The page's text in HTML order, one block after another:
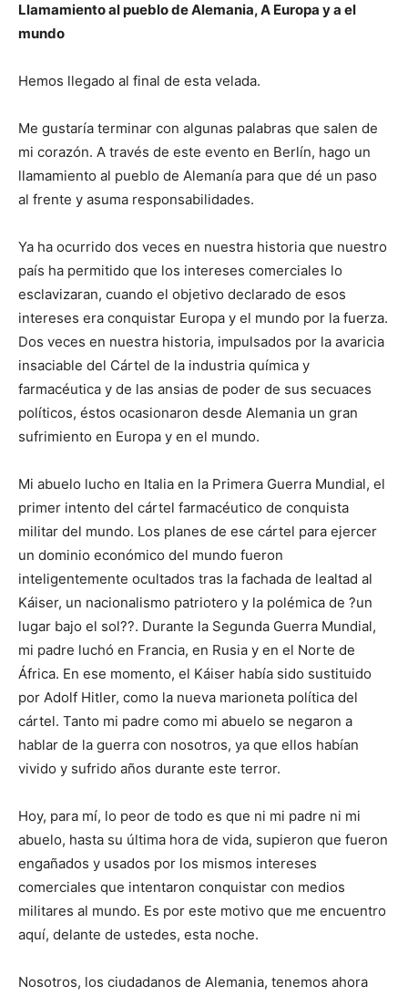
Llamamiento al pueblo de Alemania, A Europa y a el
mundo
Hemos llegado al final de esta velada.
Me gustaría terminar con algunas palabras que salen de
mi corazón. A través de este evento en Berlín, hago un
llamamiento al pueblo de Alemanía para que dé un paso
al frente y asuma responsabilidades.
Ya ha ocurrido dos veces en nuestra historia que nuestro
país ha permitido que los intereses comerciales lo
esclavizaran, cuando el objetivo declarado de esos
intereses era conquistar Europa y el mundo por la fuerza.
Dos veces en nuestra historia, impulsados por la avaricia
insaciable del Cártel de la industria química y
farmacéutica y de las ansias de poder de sus secuaces
políticos, éstos ocasionaron desde Alemania un gran
sufrimiento en Europa y en el mundo.
Mi abuelo lucho en Italia en la Primera Guerra Mundial, el
primer intento del cártel farmacéutico de conquista
militar del mundo. Los planes de ese cártel para ejercer
un dominio económico del mundo fueron
inteligentemente ocultados tras la fachada de lealtad al
Káiser, un nacionalismo patriotero y la polémica de ?un
lugar bajo el sol??. Durante la Segunda Guerra Mundial,
mi padre luchó en Francia, en Rusia y en el Norte de
África. En ese momento, el Káiser había sido sustituido
por Adolf Hitler, como la nueva marioneta política del
cártel. Tanto mi padre como mi abuelo se negaron a
hablar de la guerra con nosotros, ya que ellos habían
vivido y sufrido años durante este terror.
Hoy, para mí, lo peor de todo es que ni mi padre ni mi
abuelo, hasta su última hora de vida, supieron que fueron
engañados y usados por los mismos intereses
comerciales que intentaron conquistar con medios
militares al mundo. Es por este motivo que me encuentro
aquí, delante de ustedes, esta noche.
Nosotros, los ciudadanos de Alemania, tenemos ahora